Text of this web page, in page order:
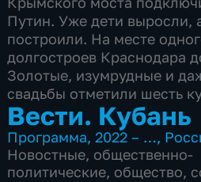
Путин. Уже дети выросли,
построили. На месте
долгостроев Краснодара
Золотые, изумрудные и
свадьбы отметили шесть
Вести. Кубань
Программа,2022 – …,
Новостные, общественно-
политические, общество,